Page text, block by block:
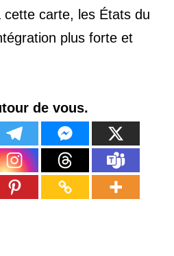
cette carte, les États du
plus forte et
de vous.